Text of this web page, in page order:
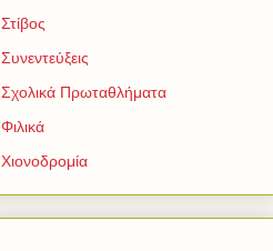
Στίβος
Συνεντεύξεις
Σχολικά Πρωταθλήματα
Φιλικά
Χιονοδρομία